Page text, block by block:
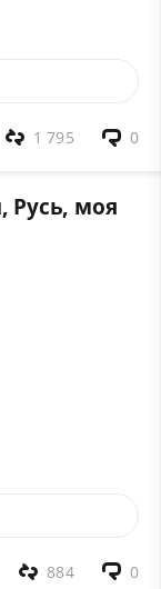
0
1 795
Русь, моя
0
884